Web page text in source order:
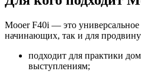
Mooer F40i — это
начинающих, так и для
подходит для практики
выступлениям;